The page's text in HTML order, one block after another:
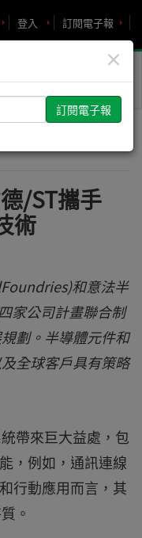
訂閱電子報
登入
Toggle
/ST攜手
術
和意法半
家公司計畫聯合制
劃。半導體元件和
全球客戶具有策略
帶來巨大益處，包
，例如，通訊連線
行動應用而言，其
。
×